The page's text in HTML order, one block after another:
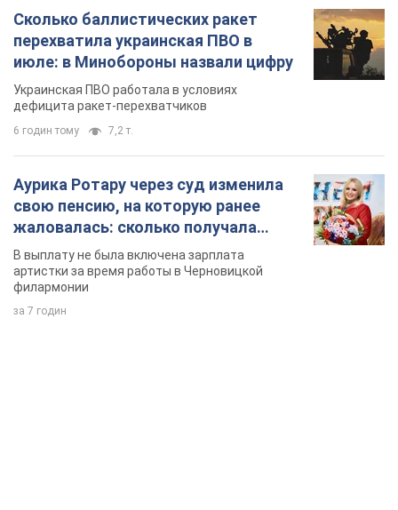
Сколько баллистических ракет
перехватила украинская ПВО в
июле: в Минобороны назвали цифру
Украинская ПВО работала в условиях
дефицита ракет-перехватчиков
6 годин тому 7,2 т.
Аурика Ротару через суд изменила
свою пенсию, на которую ранее
жаловалась: сколько получала
певица
В выплату не была включена зарплата
артистки за время работы в Черновицкой
филармонии
за 7 годин